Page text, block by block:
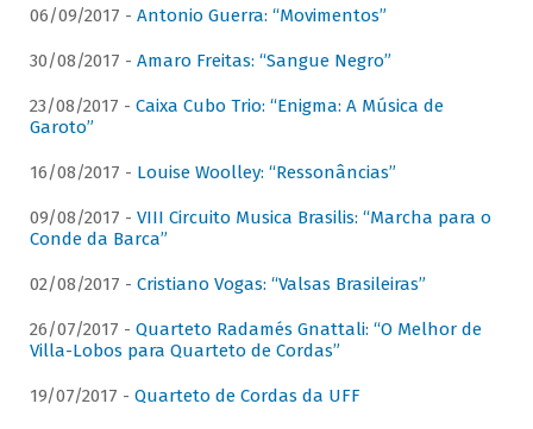
06/09/2017 - Antonio Guerra: “Movimentos”
30/08/2017 - Amaro Freitas: “Sangue Negro”
23/08/2017 - Caixa Cubo Trio: “Enigma: A Música de
Garoto”
16/08/2017 - Louise Woolley: “Ressonâncias”
09/08/2017 - VIII Circuito Musica Brasilis: “Marcha para o
Conde da Barca”
02/08/2017 - Cristiano Vogas: “Valsas Brasileiras”
26/07/2017 - Quarteto Radamés Gnattali: “O Melhor de
Villa-Lobos para Quarteto de Cordas”
19/07/2017 - Quarteto de Cordas da UFF